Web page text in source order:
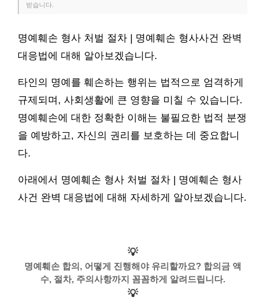
받습니다.
명예훼손 형사 처벌 절차 | 명예훼손 형사사건 완벽
대응법에 대해 알아보겠습니다.
타인의 명예를 훼손하는 행위는 법적으로 엄격하게
규제되며, 사회생활에 큰 영향을 미칠 수 있습니다.
명예훼손에 대한 정확한 이해는 불필요한 법적 분쟁
을 예방하고, 자신의 권리를 보호하는 데 중요합니
다.
아래에서 명예훼손 형사 처벌 절차 | 명예훼손 형사
사건 완벽 대응법에 대해 자세하게 알아보겠습니다.
💡
명예훼손 합의, 어떻게 진행해야 유리할까요? 합의금 액
수, 절차, 주의사항까지 꼼꼼하게 알려드립니다.
💡